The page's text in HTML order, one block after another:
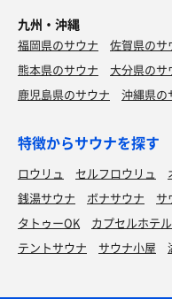
九州・沖縄
福岡県のサウナ 佐賀県のサ
熊本県のサウナ
大分県のサ
鹿児島県のサウナ
沖縄県の
特徴からサウナを探す
ロウリュ セルフロウリュ
銭湯サウナ
ボナサウナ サ
タトゥーOK
カプセルホテ
テントサウナ
サウナ小屋